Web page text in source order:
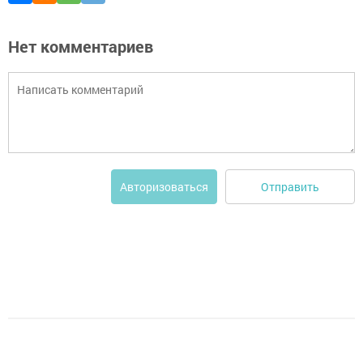
Нет комментариев
Авторизоваться Отправить